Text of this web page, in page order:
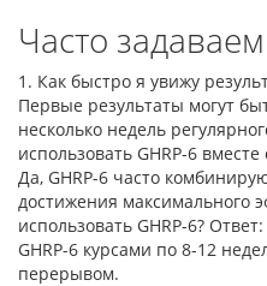
Часто
1. Как быстро я увижу
Первые результаты могут
несколько недель
использовать GHRP-6
Да, GHRP-6 часто
достижения максимального
использовать GHRP-6?
GHRP-6 курсами по 8-12
перерывом.